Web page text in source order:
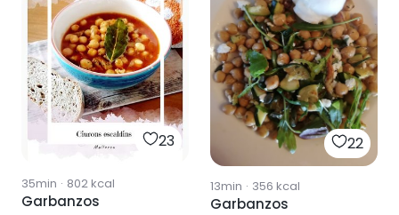
23
35min · 802kcal
Garbanzos
22
13min · 356 kcal
Garbanzos